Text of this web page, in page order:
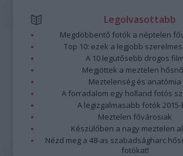
Legolvasottabb
Megdöbbentő fotók a néptelen
Top 10: ezek a legjobb
A 10 legütősebb drogos film
Megjöttek a meztelen
Meztelenség és anatómia
A forradalom egy holland fotós
A legizgalmasabb fotók
Meztelen fővárosiak
Készülőben a nagy meztelen
Nézd meg a 48-as szabadságharc
fotókat!